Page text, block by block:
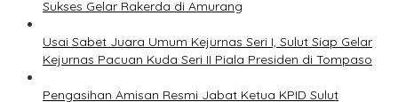
Sukses Gelar Rakerda di Amurang
Usai Sabet Juara Umum Kejurnas Seri I, Sulut Siap Gelar
Kejurnas Pacuan Kuda Seri II Piala Presiden di Tompaso
Pengasihan Amisan Resmi Jabat Ketua KPID Sulut